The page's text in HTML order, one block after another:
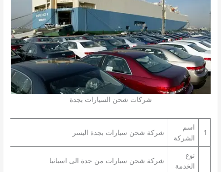
شركات شحن السيارات بجدة
1
اسم
الشركة
شركة شحن سيارات بجدة اليسر
نوع
الخدمة
شركة شحن سيارات من جدة الى اسبانيا